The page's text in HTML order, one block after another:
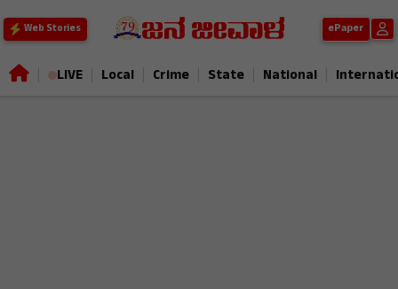
Web Stories ePaper
LIVE Local Crime State National